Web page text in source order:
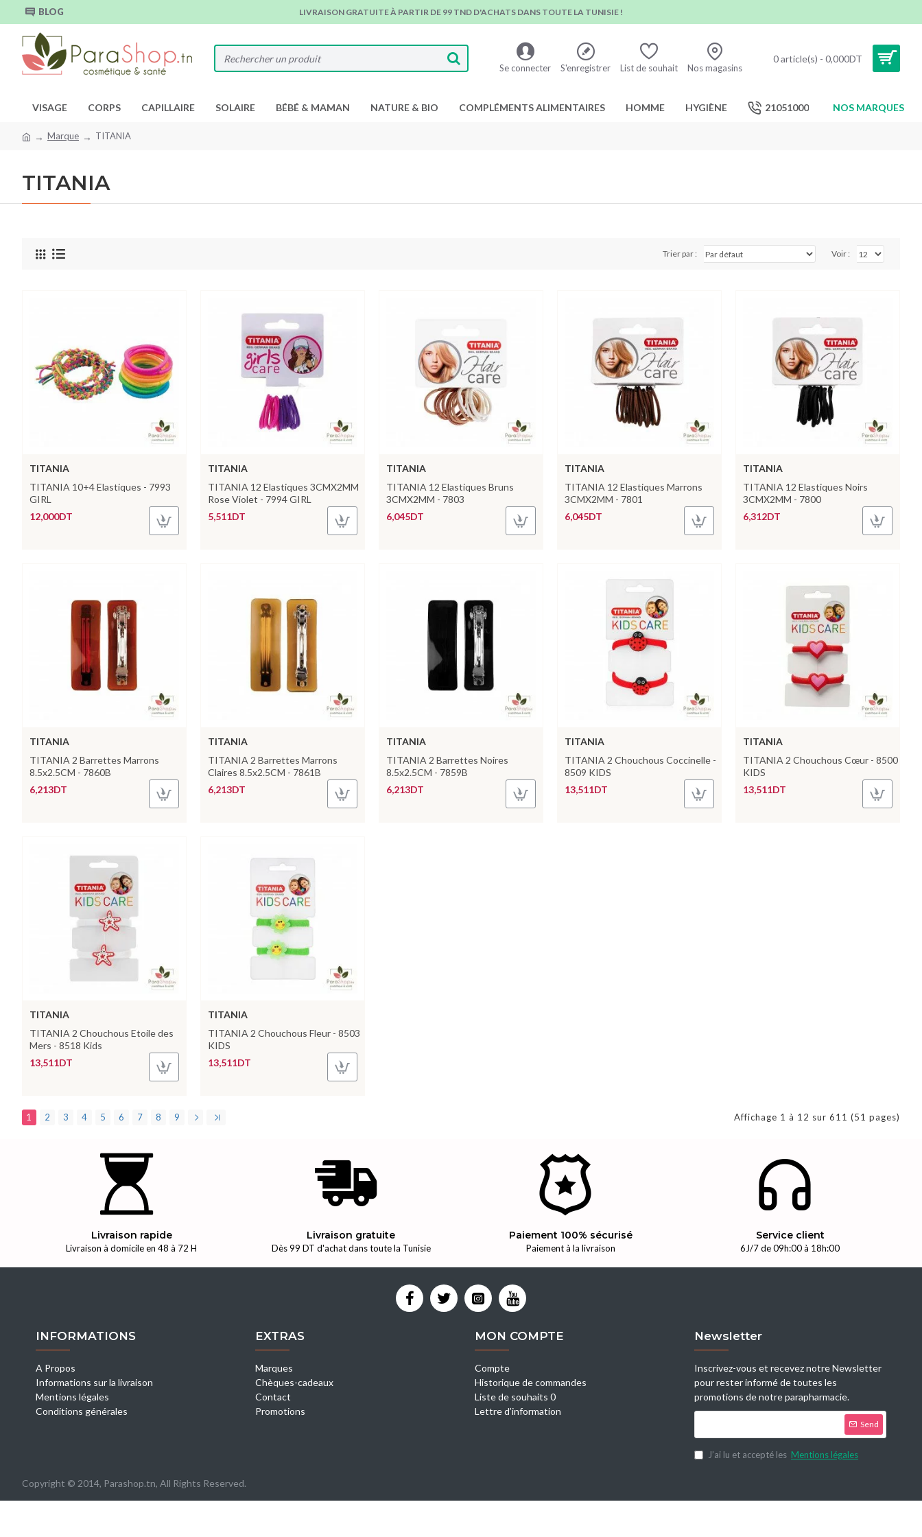
BLOG LIVRAISON GRATUITE À PARTIR DE 99 TND D'ACHATS DANS TOUTE LA TUNISIE !
Se connecter S'enregistrer List de souhait Nos magasins
0 article(s) - 0,000DT
VISAGE CORPS CAPILLAIRE SOLAIRE BÉBÉ & MAMAN NATURE & BIO COMPLÉMENTS ALIMENTAIRES HOMME HYGIÈNE 21051000 NOS MARQUES
Marque TITANIA
TITANIA
Trier par : Voir :
TITANIA
TITANIA 10+4 Elastiques - 7993
GIRL
12,000DT
TITANIA
TITANIA 12 Elastiques 3CMX2MM
Rose Violet - 7994 GIRL
5,511DT
TITANIA
TITANIA 12 Elastiques Bruns
3CMX2MM - 7803
6,045DT
TITANIA
TITANIA 12 Elastiques Marrons
3CMX2MM - 7801
6,045DT
TITANIA
TITANIA 12 Elastiques Noirs
3CMX2MM - 7800
6,312DT
TITANIA
TITANIA 2 Barrettes Marrons
8.5x2.5CM - 7860B
6,213DT
TITANIA
TITANIA 2 Barrettes Marrons
Claires 8.5x2.5CM - 7861B
6,213DT
TITANIA
TITANIA 2 Barrettes Noires
8.5x2.5CM - 7859B
6,213DT
TITANIA
TITANIA 2 Chouchous Coccinelle -
8509 KIDS
13,511DT
TITANIA
TITANIA 2 Chouchous Cœur - 8500
KIDS
13,511DT
TITANIA
TITANIA 2 Chouchous Etoile des
Mers - 8518 Kids
13,511DT
TITANIA
TITANIA 2 Chouchous Fleur - 8503
KIDS
13,511DT
1 2 3 4 5 6 7 8 9 Affichage 1 à 12 sur 611 (51 pages)
Livraison rapide
Livraison à domicile en 48 à 72 H
Livraison gratuite
Dès 99 DT d'achat dans toute la Tunisie
Paiement 100% sécurisé
Paiement à la livraison
Service client
6J/7 de 09h:00 à 18h:00
INFORMATIONS
A Propos
Informations sur la livraison
Mentions légales
Conditions générales
EXTRAS
Marques
Chèques-cadeaux
Contact
Promotions
MON COMPTE
Compte
Historique de commandes
Liste de souhaits 0
Lettre d’information
Newsletter
Inscrivez-vous et recevez notre Newsletter
pour rester informé de toutes les
promotions de notre parapharmacie.
Send
J’ai lu et accepté les Mentions légales
Copyright © 2014, Parashop.tn, All Rights Reserved.